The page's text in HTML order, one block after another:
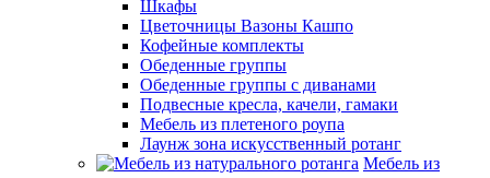
Шкафы
Цветочницы Вазоны Кашпо
Кофейные комплекты
Обеденные группы
Обеденные группы с диванами
Подвесные кресла, качели, гамаки
Мебель из плетеного роупа
Лаунж зона искусственный ротанг
Мебель из